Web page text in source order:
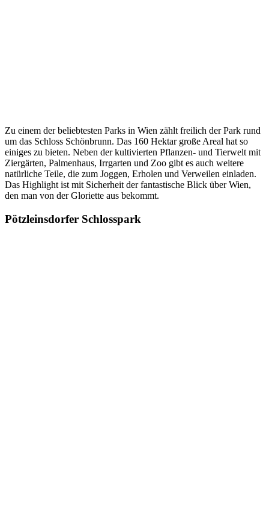
Zu einem der beliebtesten Parks in Wien zählt freilich der Park rund
um das Schloss Schönbrunn. Das 160 Hektar große Areal hat so
einiges zu bieten. Neben der kultivierten Pflanzen- und Tierwelt mit
Ziergärten, Palmenhaus, Irrgarten und Zoo gibt es auch weitere
natürliche Teile, die zum Joggen, Erholen und Verweilen einladen.
Das Highlight ist mit Sicherheit der fantastische Blick über Wien,
den man von der Gloriette aus bekommt.
Pötzleinsdorfer Schlosspark